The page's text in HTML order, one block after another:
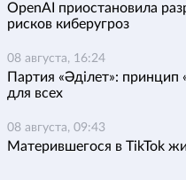
OpenAI приостановила
рисков киберугроз
08 августа, 16:24
Партия «Әділет»: принцип
для всех
08 августа, 09:43
Матерившегося в TikTok